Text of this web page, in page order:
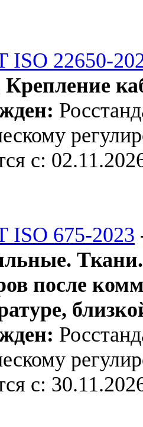
ISO 22650-
Крепление
с:
ISO 675-2023
после
с: